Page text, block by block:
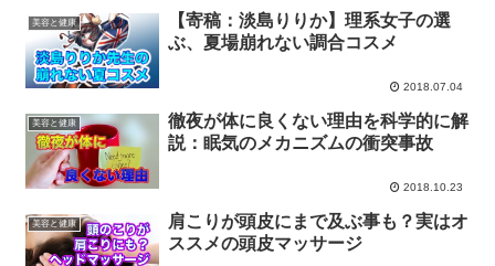
美容と健康
【寄稿：淡島りりか】理系女子の選
ぶ、夏場崩れない調合コスメ
2018.07.04
美容と健康
徹夜が体に良くない理由を科学的に解
説：眠気のメカニズムの衝突事故
2018.10.23
美容と健康
肩こりが頭皮にまで及ぶ事も？実はオ
ススメの頭皮マッサージ